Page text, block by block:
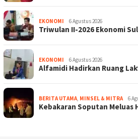
EKONOMI 6 Agustus 2026
Triwulan II-2026 Ekonomi
EKONOMI 6 Agustus 2026
Alfamidi Hadirkan Ruang
BERITA UTAMA MINSEL & MITRA 6
Kebakaran Soputan Meluas